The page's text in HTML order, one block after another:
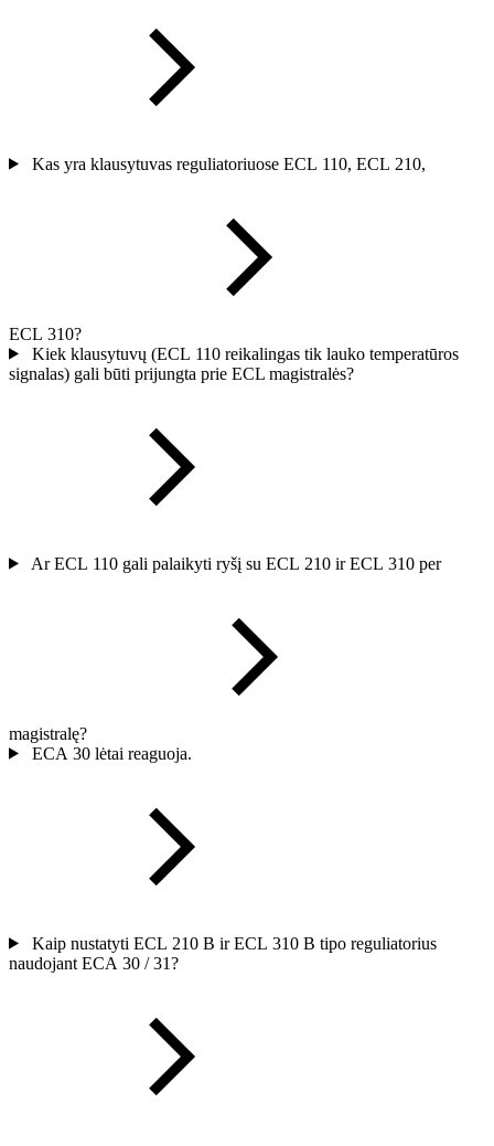
Kas yra klausytuvas reguliatoriuose ECL 110, ECL 210,
ECL 310?
Kiek klausytuvų (ECL 110 reikalingas tik lauko temperatūros
signalas) gali būti prijungta prie ECL magistralės?
Ar ECL 110 gali palaikyti ryšį su ECL 210 ir ECL 310 per
magistralę?
ECA 30 lėtai reaguoja.
Kaip nustatyti ECL 210 B ir ECL 310 B tipo reguliatorius
naudojant ECA 30 / 31?